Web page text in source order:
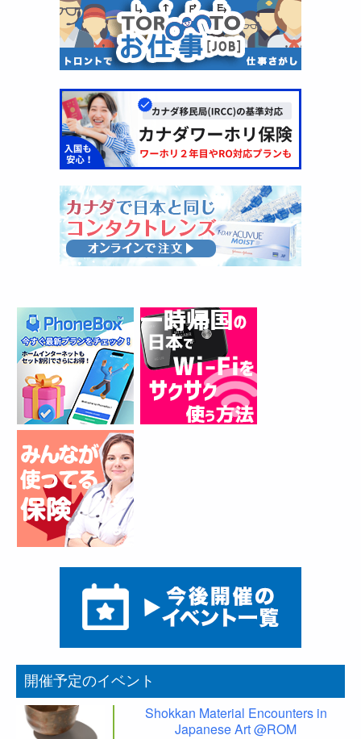
開催予定のイベント
Shokkan Material Encounters in
Japanese Art @ROM